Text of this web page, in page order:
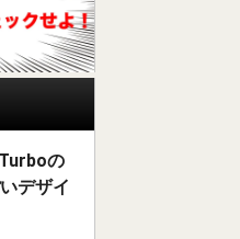
の
デザイ